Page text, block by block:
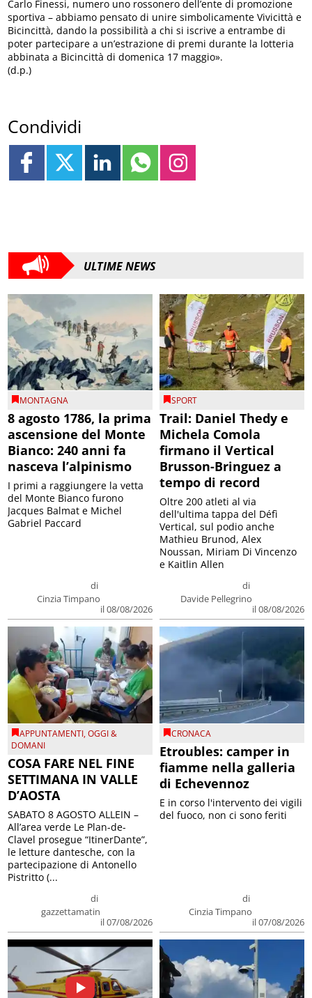
Carlo Finessi, numero uno rossonero dell’ente di promozione
sportiva – abbiamo pensato di unire simbolicamente Vivicittà e
Bicincittà, dando la possibilità a chi si iscrive a entrambe di
poter partecipare a un’estrazione di premi durante la lotteria
abbinata a Bicincittà di domenica 17 maggio».
(d.p.)
Condividi
ULTIME NEWS
MONTAGNA
8 agosto 1786, la prima
ascensione del Monte
Bianco: 240 anni fa
nasceva l’alpinismo
di
Cinzia Timpano
il 08/08/2026
I primi a raggiungere la vetta
del Monte Bianco furono
Jacques Balmat e Michel
Gabriel Paccard
SPORT
Trail: Daniel Thedy e
Michela Comola
firmano il Vertical
Brusson-Bringuez a
tempo di record
di
Davide Pellegrino
il 08/08/2026
Oltre 200 atleti al via
dell'ultima tappa del Défì
Vertical, sul podio anche
Mathieu Brunod, Alex
Noussan, Miriam Di Vincenzo
e Kaitlin Allen
APPUNTAMENTI,OGGI &
DOMANI
COSA FARE NEL FINE
SETTIMANA IN VALLE
D’AOSTA
di
gazzettamatin
il 07/08/2026
SABATO 8 AGOSTO ALLEIN –
All’area verde Le Plan-de-
Clavel prosegue “ItinerDante”,
le letture dantesche, con la
partecipazione di Antonello
Pistritto (...
CRONACA
Etroubles: camper in
fiamme nella galleria
di Echevennoz
di
Cinzia Timpano
il 07/08/2026
E in corso l'intervento dei vigili
del fuoco, non ci sono feriti